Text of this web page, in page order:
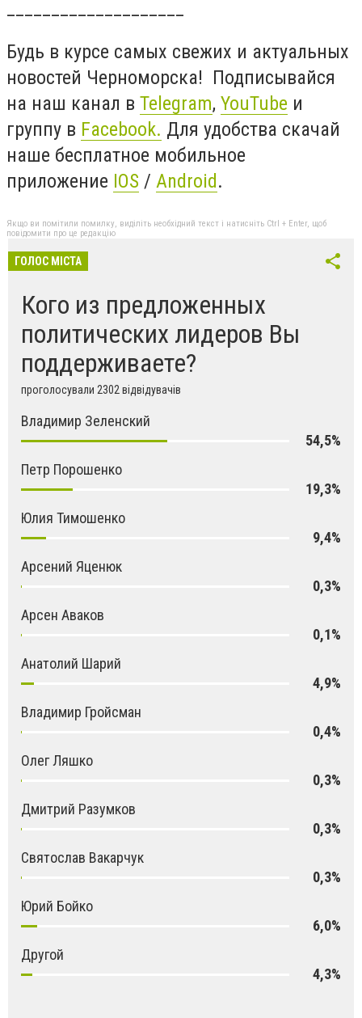
Будь в курсе самых свежих и актуальных
новостей Черноморска! Подписывайся
на наш канал в Telegram, YouTube и
группу в Facebook. Для удобства скачай
наше бесплатное мобильное
приложение IOS / Android.
Якщо ви помітили помилку, виділіть необхідний текст і натисніть Ctrl + Enter, щоб
повідомити про це редакцію
ГОЛОС МІСТА
Кого из предложенных
политических лидеров Вы
поддерживаете?
проголосували 2302 відвідувачів
Владимир Зеленский
54,5%
Петр Порошенко
19,3%
Юлия Тимошенко
9,4%
Арсений Яценюк
0,3%
Арсен Аваков
0,1%
Анатолий Шарий
4,9%
Владимир Гройсман
0,4%
Олег Ляшко
0,3%
Дмитрий Разумков
0,3%
Святослав Вакарчук
0,3%
Юрий Бойко
6,0%
Другой
4,3%